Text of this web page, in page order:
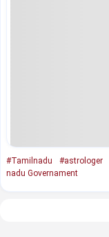
#Tamilnadu #astrologer
nadu Governament